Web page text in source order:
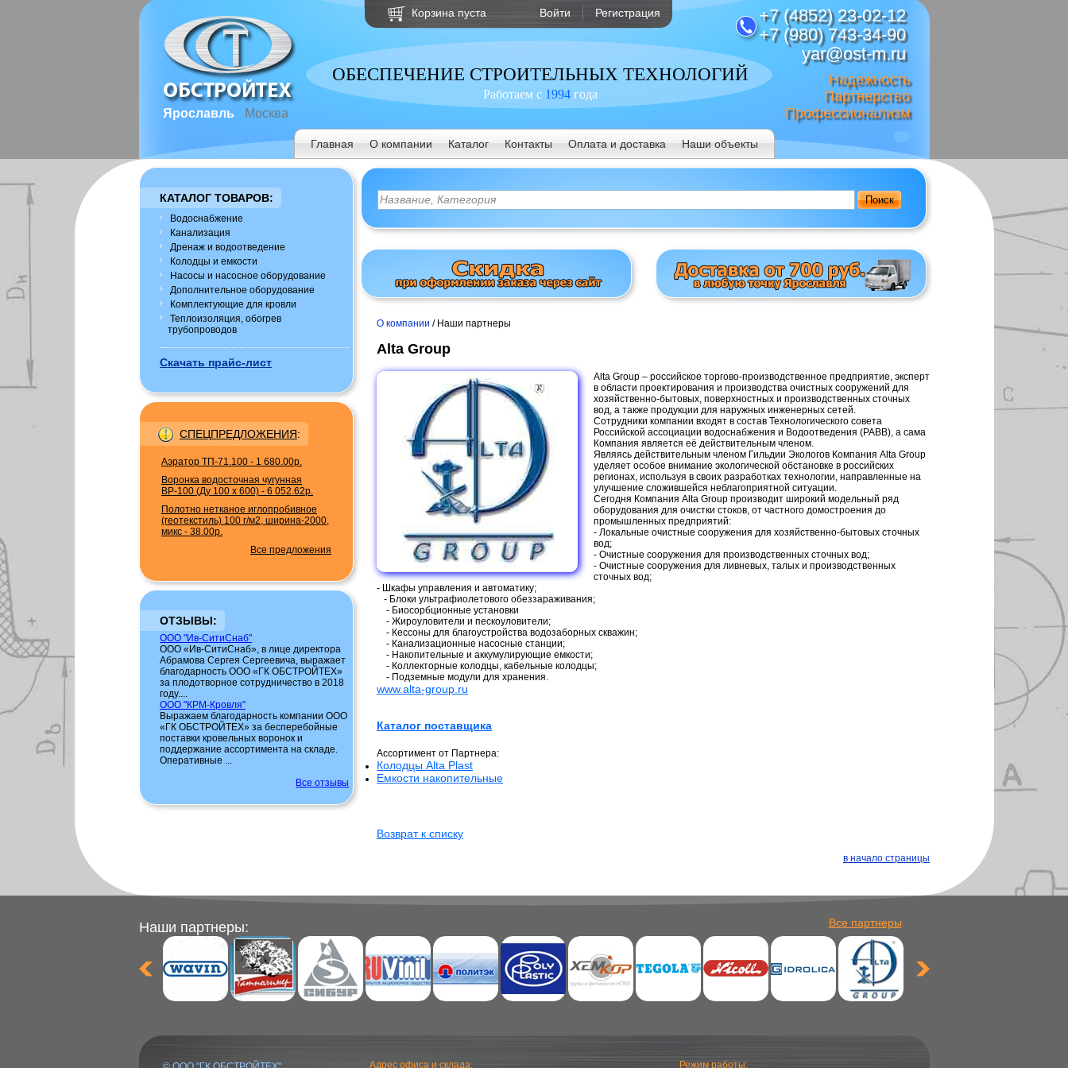
Ярославль Москва
Корзина пуста Войти Регистрация
ОБЕСПЕЧЕНИЕ СТРОИТЕЛЬНЫХ ТЕХНОЛОГИЙ
Работаем с 1994года
+7 (4852) 23-02-12
+7 (980) 743-34-90
yar@ost-m.ru
Надежность
Партнерство
Профессионализм
Главная О компании Каталог Контакты Оплата и доставка Наши объекты
КАТАЛОГ ТОВАРОВ:
Водоснабжение
Канализация
Дренаж и водоотведение
Колодцы и емкости
Насосы и насосное оборудование
Дополнительное оборудование
Комплектующие для кровли
Теплоизоляция, обогрев
трубопроводов
Скачать прайс-лист
СПЕЦПРЕДЛОЖЕНИЯ:
Аэратор ТП-71.100 - 1 680.00р.
Воронка водосточная чугунная
ВР-100 (Ду 100 х 600) - 6 052.62р.
Полотно нетканое иглопробивное
(геотекстиль) 100 г/м2, ширина-2000,
микс - 38.00р.
Все предложения
ОТЗЫВЫ:
ООО "Ив-СитиСнаб"
ООО «Ив-СитиСнаб», в лице директора
Абрамова Сергея Сергеевича, выражает
благодарность ООО «ГК ОБСТРОЙТЕХ»
за плодотворное сотрудничество в 2018
году....
ООО "КРМ-Кровля"
Выражаем благодарность компании ООО
«ГК ОБСТРОЙТЕХ» за бесперебойные
поставки кровельных воронок и
поддержание ассортимента на складе.
Оперативные ...
Все отзывы
Поиск
О компании / Наши партнеры
Alta Group
Alta Group – российское торгово-производственное предприятие, эксперт
в области проектирования и производства очистных сооружений для
хозяйственно-бытовых, поверхностных и производственных сточных
вод, а также продукции для наружных инженерных сетей.
Сотрудники компании входят в состав Технологического совета
Российской ассоциации водоснабжения и Водоотведения (РАВВ), а сама
Компания является её действительным членом.
Являясь действительным членом Гильдии Экологов Компания Alta Group
уделяет особое внимание экологической обстановке в российских
регионах, используя в своих разработках технологии, направленные на
улучшение сложившейся неблагоприятной ситуации.
Сегодня Компания Alta Group производит широкий модельный ряд
оборудования для очистки стоков, от частного домостроения до
промышленных предприятий:
- Локальные очистные сооружения для хозяйственно-бытовых сточных
вод;
- Очистные сооружения для производственных сточных вод;
- Очистные сооружения для ливневых, талых и производственных
сточных вод;
- Шкафы управления и автоматику;
- Блоки ультрафиолетового обеззараживания;
- Биосорбционные установки
- Жироуловители и пескоуловители;
- Кессоны для благоустройства водозаборных скважин;
- Канализационные насосные станции;
- Накопительные и аккумулирующие емкости;
- Коллекторные колодцы, кабельные колодцы;
- Подземные модули для хранения.
www.alta-group.ru
Каталог поставщика
Ассортимент от Партнера:
Колодцы Alta Plast
Емкости накопительные
Возврат к списку
в начало страницы
Наши партнеры: Все партнеры
Адрес офиса и склада: Режим работы: